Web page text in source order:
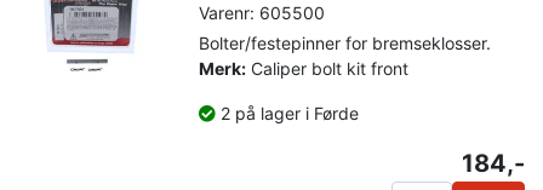
Varenr: 605500
Bolter/festepinner for bremseklosser.
Merk: Caliper bolt kit front
2 på lager i Førde
184,-